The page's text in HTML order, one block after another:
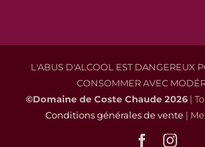
L'ABUS D'ALCOOL EST DANGEREUX
CONSOMMER AVEC
©Domaine de Coste Chaude 2026 |
Conditions générales de vente|
Facebook